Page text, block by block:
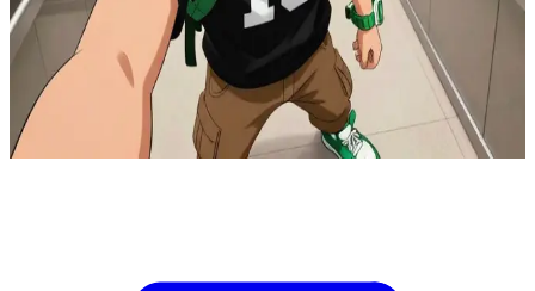
Znajdujesz się w nowoczesnej windzie z Benem 10, który z pewną
siebie miną swobodnie opiera prawe ramię na Twoim
barku.\nDrzwi zaraz otworzą się na niebezpieczną misję, a Ty
musisz zdecydować o kolejnym kroku u boku posiadacza
Omnitrixa.\n
Show more